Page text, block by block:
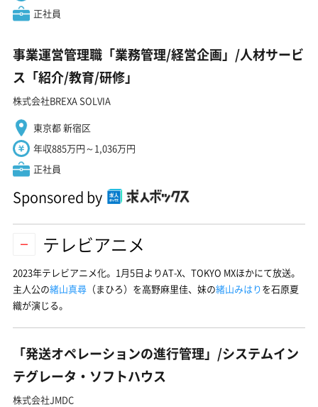
正社員
事業運営管理職「業務管理/経営企画」/人材サービ
ス「紹介/教育/研修」
株式会社BREXA SOLVIA
東京都 新宿区
年収885万円～1,036万円
正社員
Sponsored by
テレビアニメ
2023年テレビアニメ化。1月5日よりAT-X、TOKYO MXほかにて放送。
主人公の緒山真尋 （まひろ）を高野麻里佳、妹の緒山みはりを石原夏
織が演じる。
「発送オペレーションの進行管理」/システムイン
テグレータ・ソフトハウス
株式会社JMDC